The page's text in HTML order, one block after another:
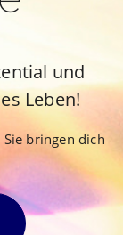
und
Leben!
bringen dich